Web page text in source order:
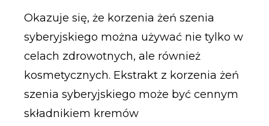
Okazuje się, że korzenia żeń szenia
syberyjskiego można używać nie tylko w
celach zdrowotnych, ale również
kosmetycznych. Ekstrakt z korzenia żeń
szenia syberyjskiego może być cennym
składnikiem kremów